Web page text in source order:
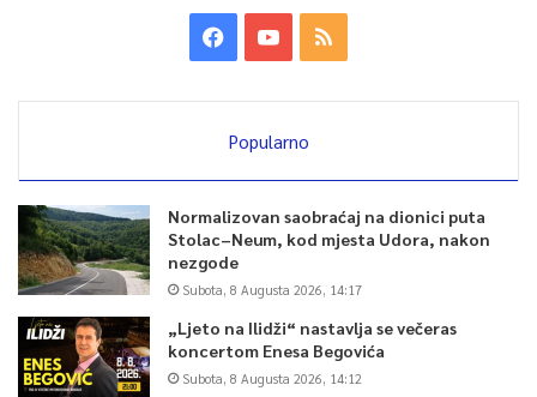
Popularno
Normalizovan saobraćaj na dionici puta
Stolac–Neum, kod mjesta Udora, nakon
nezgode
Subota, 8 Augusta 2026, 14:17
„Ljeto na Ilidži“ nastavlja se večeras
koncertom Enesa Begovića
Subota, 8 Augusta 2026, 14:12